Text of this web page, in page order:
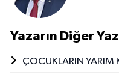
Yazarın Diğer
ÇOCUKLARIN YARIM